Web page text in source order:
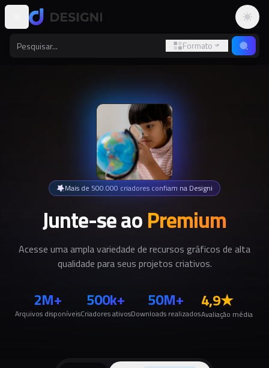
Formato
Mais de 500.000 criadores confiam na Designi
Junte-se aoPremium
Acesse uma ampla variedade de recursos gráficos de alta
qualidade para seus projetos criativos.
2M+
Arquivos disponíveis
500k+
Criadores ativos
50M+
Downloads realizados
4,9★
Avaliação média